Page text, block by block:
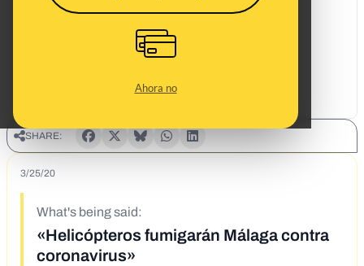
Ahora no
SHARE:
3/25/20
What's being said:
«Helicópteros fumigarán Málaga contra
coronavirus»